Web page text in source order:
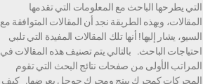
التي يطرحها الباحث مع المعلومات التي تقدمها
المقالات، وبهذه الطريقة نجد أن المقالات المتوافقة مع
السيو، يشار إليها! أنها تلك المقالات المفيدة التي تلبي
احتياجات الباحث. بالتالي يتم تصنيف هذه المقالات في
المراتب الأولى من صفحات نتائج البحث التي تقوم
المحركات كمحرك بينج ومحرك جوجل بعرضها. كيف